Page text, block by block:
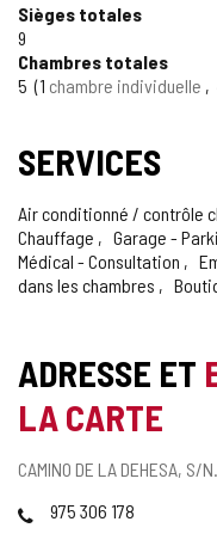
Sièges totales
9
Chambres totales
5
1 chambre individuelle
SERVICES
Air conditionné / contrôle
Chauffage
Garage -
Médical - Consultation
dans les chambres
ADRESSE ET
LA CARTE
Adresse
CAMINO DE LA DEHESA, S/N.
Téléphones
975 306 178